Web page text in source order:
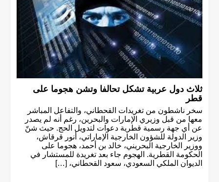
ثلاث دول عربية تشكل تحالفا وتشن هجوما على
قطر
سخر ناشطون من تغريدات القحطاني، والتفاعل المباشر
معها من قبل وزيري الإمارات والبحرين، رغم أنه لم يصدر
عن أي جهة رسمية قطرية دعوات لتدويل الحج. حيث شنّ
وزير الدولة للشؤون الخارجية الإماراتي، أنور قرقاش،
ووزير الخارجية البحريني، خالد بن أحمد، هجوما على
الحكومة القطرية. الهجوم جاء بعد تغريدة للمستشار في
الديوان الملكي السعودي، سعود القحطاني، […]